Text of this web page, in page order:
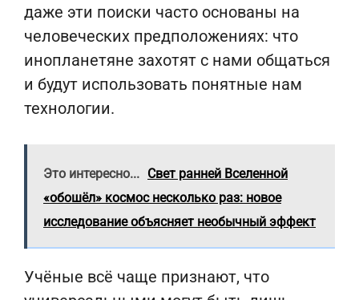
даже эти поиски часто основаны на
человеческих предположениях: что
инопланетяне захотят с нами общаться
и будут использовать понятные нам
технологии.
Это интересно... Свет ранней Вселенной
«обошёл» космос несколько раз: новое
исследование объясняет необычный эффект
Учёные всё чаще признают, что